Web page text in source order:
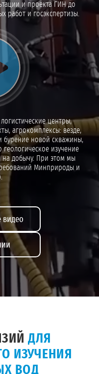
и проекта ГИН до
работ и госэкспертизы.
видео
центры,
агрокомплексы: везде,
бурение новой скважины,
изучение
на добычу. При этом мы
Минприроды и
видео
ДЛЯ
ИЗУЧЕНИЯ
ВОД